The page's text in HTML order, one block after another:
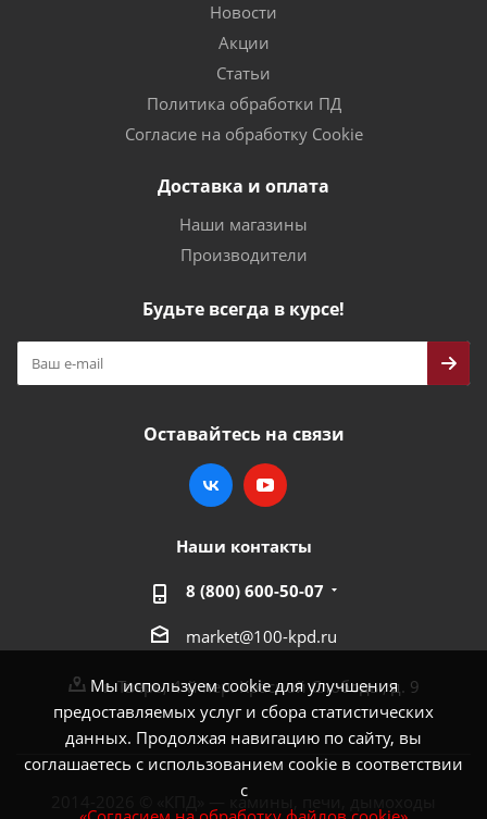
Мы используем cookie для улучшения
предоставляемых услуг и сбора статистических
данных. Продолжая навигацию по сайту, вы
соглашаетесь с использованием cookie в соответствии
с
Новости
Акции
Статьи
Политика обработки ПД
Согласие на обработку Cookie
Доставка и оплата
Наши магазины
Производители
Будьте всегда в курсе!
Оставайтесь на связи
Наши контакты
8 (800) 600-50-07
market@100-kpd.ru
г. Тверь, 4-й пер. Красной Слободы, д. 9
2014-2026 © «КПД» — камины, печи, дымоходы